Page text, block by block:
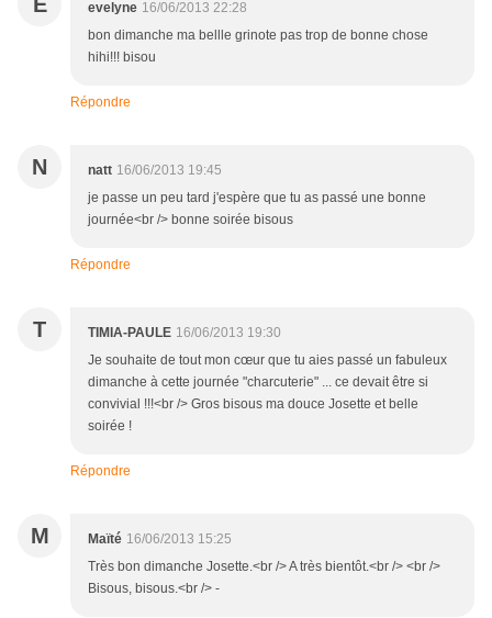
evelyne 16/06/2013 22:28
bon dimanche ma bellle grinote pas trop de bonne chose
hihi!!! bisou
Répondre
N natt 16/06/2013 19:45
je passe un peu tard j'espère que tu as passé une bonne
journée<br /> bonne soirée bisous
Répondre
T TIMIA-PAULE 16/06/2013 19:30
Je souhaite de tout mon cœur que tu aies passé un fabuleux
dimanche à cette journée "charcuterie" ... ce devait être si
convivial !!!<br /> Gros bisous ma douce Josette et belle
soirée !
Répondre
M Maïté 16/06/2013 15:25
Très bon dimanche Josette.<br /> A très bientôt.<br /> <br />
Bisous, bisous.<br /> -